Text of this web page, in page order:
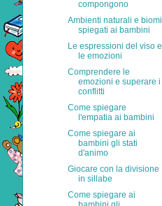
compongono
Ambienti naturali e biomi
spiegati ai bambini
Le espressioni del viso e
le emozioni
Comprendere le
emozioni e superare i
conflitti
Come spiegare
l'empatia ai bambini
Come spiegare ai
bambini gli stati
d'animo
Giocare con la divisione
in sillabe
Come spiegare ai